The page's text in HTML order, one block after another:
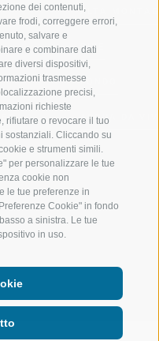
dei contenuti,
frodi, correggere errori,
salvare e
e combinare dati
diversi dispositivi,
trasmesse
precisi,
richieste
rifiutare o revocare il tuo
sostanziali. Cliccando su
e strumenti simili.
per personalizzare le tue
cookie non
le tue preferenze in
Cookie" in fondo
a sinistra. Le tue
in uso.
ALTA
BIKE
FONDO
ACQUA DA